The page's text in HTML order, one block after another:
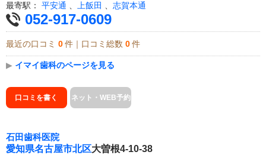
最寄駅： 平安通 、 上飯田 、 志賀本通
052-917-0609
最近の口コミ 0 件｜口コミ総数 0 件
▶ イマイ歯科のページを見る
口コミを書く ネット・WEB予約
石田歯科医院
愛知県名古屋市北区大曽根4-10-38